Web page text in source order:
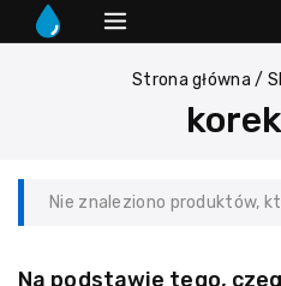
Strona główna /
Nie znaleziono produktów,
Na podstawie tego,